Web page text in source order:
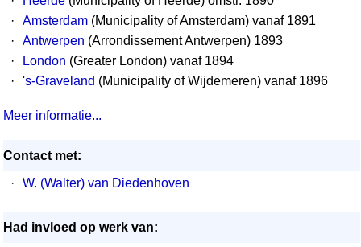
·
Amsterdam (Municipality of Amsterdam) vanaf 1891
·
Antwerpen (Arrondissement Antwerpen) 1893
·
London (Greater London) vanaf 1894
·
's-Graveland (Municipality of Wijdemeren) vanaf 1896
Meer informatie...
Contact met:
·
W. (Walter) van Diedenhoven
Had invloed op werk van: